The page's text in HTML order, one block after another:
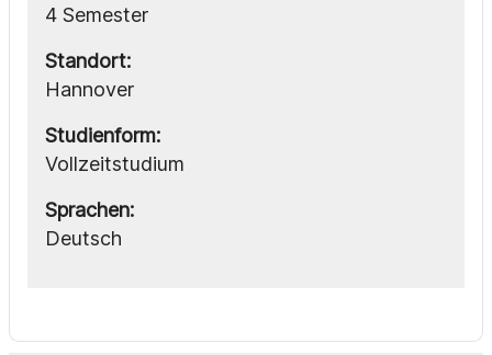
4 Semester
Standort:
Hannover
Studienform:
Vollzeitstudium
Sprachen:
Deutsch